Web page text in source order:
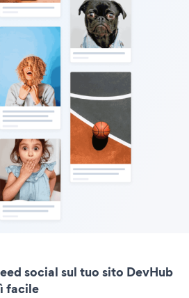
social sul tuo sito DevHub
facile